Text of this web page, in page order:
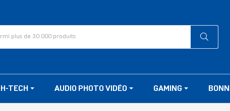
TECH AUDIO PHOTO VIDÉO GAMING